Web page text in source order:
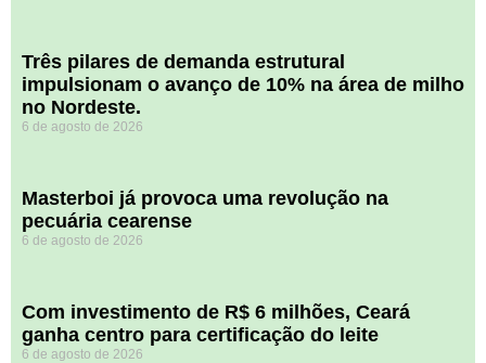
​Três pilares de demanda estrutural
impulsionam o avanço de 10% na área de milho
no Nordeste.
6 de agosto de 2026
Masterboi já provoca uma revolução na
pecuária cearense
6 de agosto de 2026
Com investimento de R$ 6 milhões, Ceará
ganha centro para certificação do leite
6 de agosto de 2026